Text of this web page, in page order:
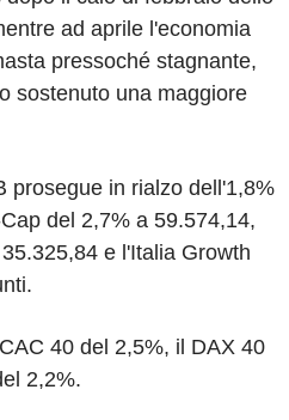
ad aprile l'economia
pressoché stagnante,
sostenuto una maggiore
prosegue in rialzo dell'1,8%
del 2,7% a 59.574,14,
e l'Italia Growth
40 del 2,5%, il DAX 40
2,2%.